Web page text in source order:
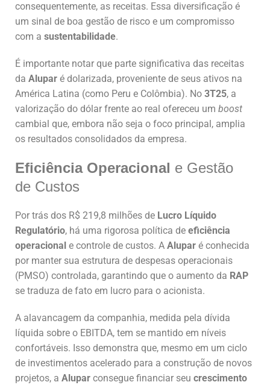
consequentemente, as receitas. Essa diversificação é
um sinal de boa gestão de risco e um compromisso
com a sustentabilidade.
É importante notar que parte significativa das receitas
da Alupar é dolarizada, proveniente de seus ativos na
América Latina (como Peru e Colômbia). No 3T25, a
valorização do dólar frente ao real ofereceu um boost
cambial que, embora não seja o foco principal, amplia
os resultados consolidados da empresa.
Eficiência Operacional e Gestão
de Custos
Por trás dos R$ 219,8 milhões de Lucro Líquido
Regulatório, há uma rigorosa política de eficiência
operacional e controle de custos. A Alupar é conhecida
por manter sua estrutura de despesas operacionais
(PMSO) controlada, garantindo que o aumento da RAP
se traduza de fato em lucro para o acionista.
A alavancagem da companhia, medida pela dívida
líquida sobre o EBITDA, tem se mantido em níveis
confortáveis. Isso demonstra que, mesmo em um ciclo
de investimentos acelerado para a construção de novos
projetos, a Alupar consegue financiar seu crescimento